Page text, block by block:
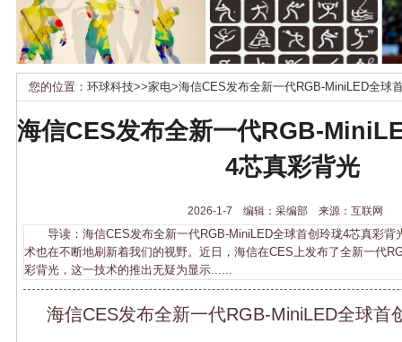
您的位置： 环球科技>>家电>海信CES发布全新一代RGB-MiniLED全球
海信CES发布全新一代RGB-
4芯真彩背光
2026-1-7 编辑：采编部 来源：互联网
导读：海信CES发布全新一代RGB-MiniLED全球首创玲珑4芯真彩背
术也在不断地刷新着我们的视野。近日，海信在CES上发布了全新一代
彩背光，这一技术的推出无疑为显示......
海信CES发布全新一代RGB-MiniLED全球首